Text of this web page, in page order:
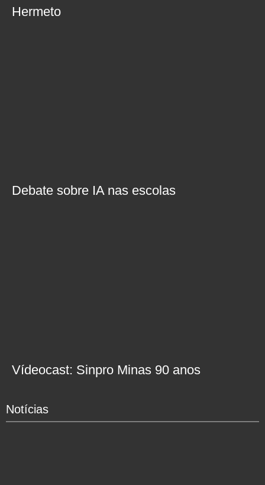
Hermeto
Debate sobre IA nas escolas
Vídeocast: Sinpro Minas 90 anos
Notícias